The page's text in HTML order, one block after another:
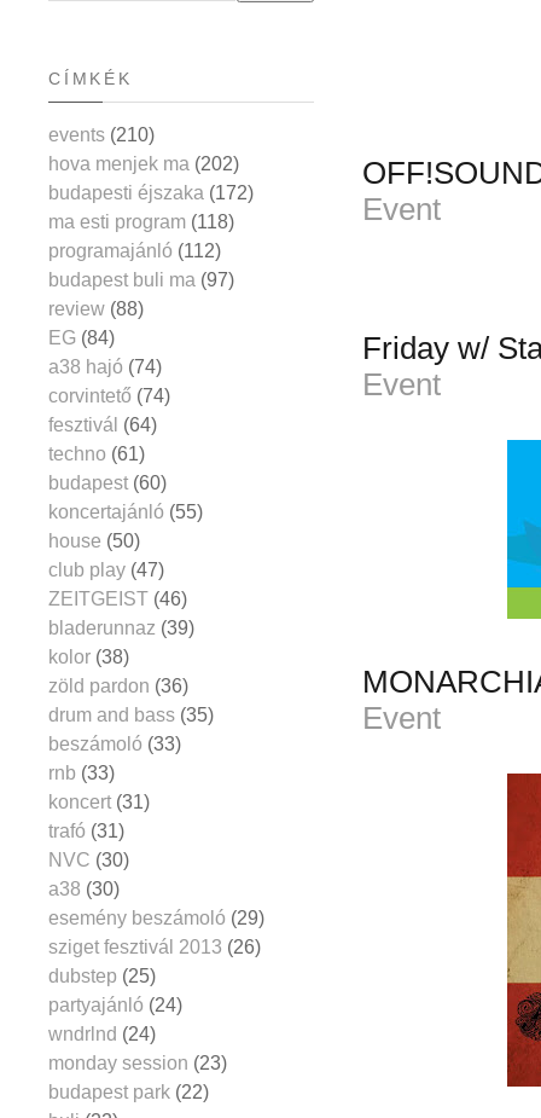
Event
Friday w/
Event
Event
CÍMKÉK
events (210)
hova menjek ma (202)
budapesti éjszaka (172)
ma esti program (118)
programajánló (112)
budapest buli ma (97)
review (88)
EG (84)
a38 hajó (74)
corvintető (74)
fesztivál (64)
techno (61)
budapest (60)
koncertajánló (55)
house (50)
club play (47)
ZEITGEIST (46)
bladerunnaz (39)
kolor (38)
zöld pardon (36)
drum and bass (35)
beszámoló (33)
rnb (33)
koncert (31)
trafó (31)
NVC (30)
a38 (30)
esemény beszámoló (29)
sziget fesztivál 2013 (26)
dubstep (25)
partyajánló (24)
wndrlnd (24)
monday session (23)
budapest park (22)